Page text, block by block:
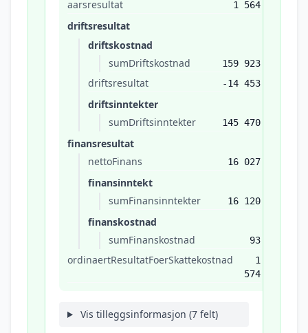
aarsresultat 1 564
driftsresultat
driftskostnad
sumDriftskostnad
159 923
driftsresultat -14 453
driftsinntekter
sumDriftsinntekter
145 470
finansresultat
nettoFinans
16 027
finansinntekt
sumFinansinntekter
16 120
finanskostnad
sumFinanskostnad
93
ordinaertResultatFoerSkattekostnad
1
574
Vis tilleggsinformasjon (7 felt)